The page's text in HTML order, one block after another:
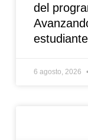
del
6 agosto, 2026